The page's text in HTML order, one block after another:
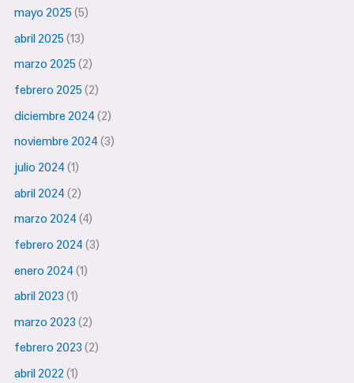
mayo 2025 (5)
abril 2025 (13)
marzo 2025 (2)
febrero 2025 (2)
diciembre 2024 (2)
noviembre 2024 (3)
julio 2024 (1)
abril 2024 (2)
marzo 2024 (4)
febrero 2024 (3)
enero 2024 (1)
abril 2023 (1)
marzo 2023 (2)
febrero 2023 (2)
abril 2022 (1)